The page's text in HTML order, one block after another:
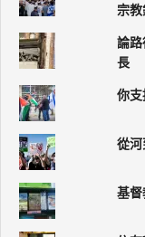
宗
論
長
你
從
基